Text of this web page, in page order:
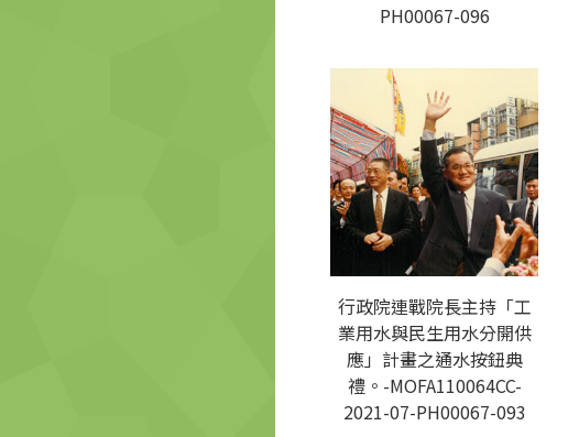
PH00067-096
行政院連戰院長主持「工
業用水與民生用水分開供
應」計畫之通水按鈕典
禮。-MOFA110064CC-
2021-07-PH00067-093